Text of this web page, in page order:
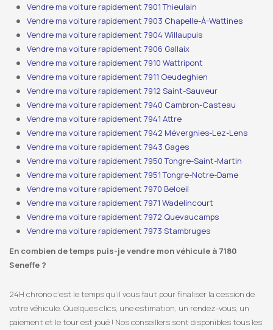
Vendre ma voiture rapidement 7901 Thieulain
Vendre ma voiture rapidement 7903 Chapelle-À-Wattines
Vendre ma voiture rapidement 7904 Willaupuis
Vendre ma voiture rapidement 7906 Gallaix
Vendre ma voiture rapidement 7910 Wattripont
Vendre ma voiture rapidement 7911 Oeudeghien
Vendre ma voiture rapidement 7912 Saint-Sauveur
Vendre ma voiture rapidement 7940 Cambron-Casteau
Vendre ma voiture rapidement 7941 Attre
Vendre ma voiture rapidement 7942 Mévergnies-Lez-Lens
Vendre ma voiture rapidement 7943 Gages
Vendre ma voiture rapidement 7950 Tongre-Saint-Martin
Vendre ma voiture rapidement 7951 Tongre-Notre-Dame
Vendre ma voiture rapidement 7970 Beloeil
Vendre ma voiture rapidement 7971 Wadelincourt
Vendre ma voiture rapidement 7972 Quevaucamps
Vendre ma voiture rapidement 7973 Stambruges
En combien de temps puis-je vendre mon véhicule à 7180
Seneffe ?
24H chrono c’est le temps qu’il vous faut pour finaliser la cession de
votre véhicule. Quelques clics, une estimation, un rendez-vous, un
paiement et le tour est joué ! Nos conseillers sont disponibles tous les